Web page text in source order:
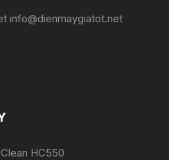
info@dienmaygiatot.net
HC550